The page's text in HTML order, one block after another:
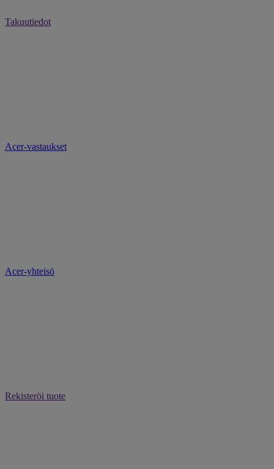
Takuutiedot
Acer-vastaukset
Acer-yhteisö
Rekisteröi tuote